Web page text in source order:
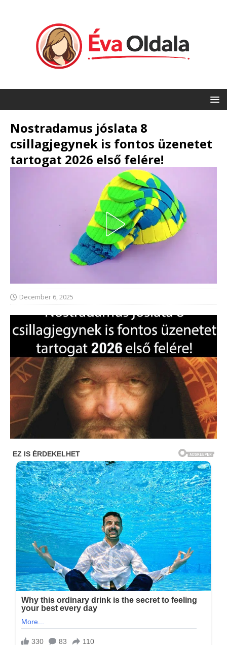
Nostradamus jóslata 8
csillagjegynek is fontos üzenetet
tartogat 2026 első felére!
December 6, 2025